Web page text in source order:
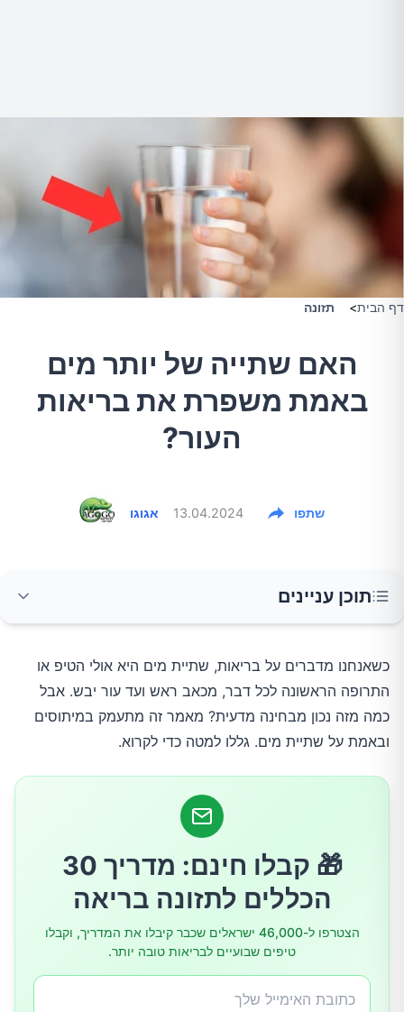
דף הבית> תזונה
האם שתייה של יותר מים
באמת משפרת את בריאות
העור?
אגוגו 13.04.2024 שתפו
תוכן עניינים
כמה מים אנחנו באמת צריכים?
השפעת המים על בריאות העור
כאשר יותר מדי מים זה פשוט יותר מדי
טיפים מעשיים לצריכת נוזלים נכונה
סיכום
כשאנחנו מדברים על בריאות, שתיית מים היא אולי הטיפ או
התרופה הראשונה לכל דבר, מכאב ראש ועד עור יבש. אבל
כמה מזה נכון מבחינה מדעית? מאמר זה מתעמק במיתוסים
ובאמת על שתיית מים. גללו למטה כדי לקרוא.
🎁 קבלו חינם: מדריך 30
הכללים לתזונה בריאה
הצטרפו ל-46,000 ישראלים שכבר קיבלו את המדריך, וקבלו
טיפים שבועיים לבריאות טובה יותר.